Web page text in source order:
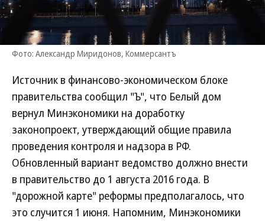
Фото: Александр Миридонов, Коммерсантъ
Источник в финансово-экономическом блоке
правительства сообщил "Ъ", что Белый дом
вернул Минэкономики на доработку
законопроект, утверждающий общие правила
проведения контроля и надзора в РФ.
Обновленный вариант ведомство должно внести
в правительство до 1 августа 2016 года. В
"дорожной карте" реформы предполагалось, что
это случится 1 июня. Напомним, Минэкономики